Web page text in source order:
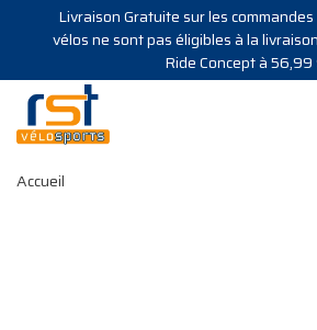
Livraison Gratuite sur les
vélos ne sont pas éligibles à la
Ride Concept à 56,99
Accueil